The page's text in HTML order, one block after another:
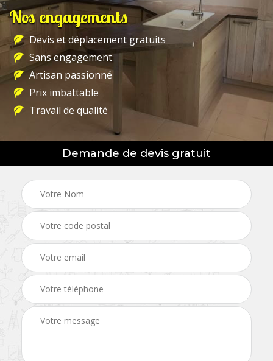
Nos engagements
Devis et déplacement gratuits
Sans engagement
Artisan passionné
Prix imbattable
Travail de qualité
Demande de devis gratuit